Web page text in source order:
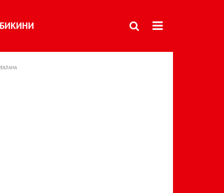
БИКИНИ